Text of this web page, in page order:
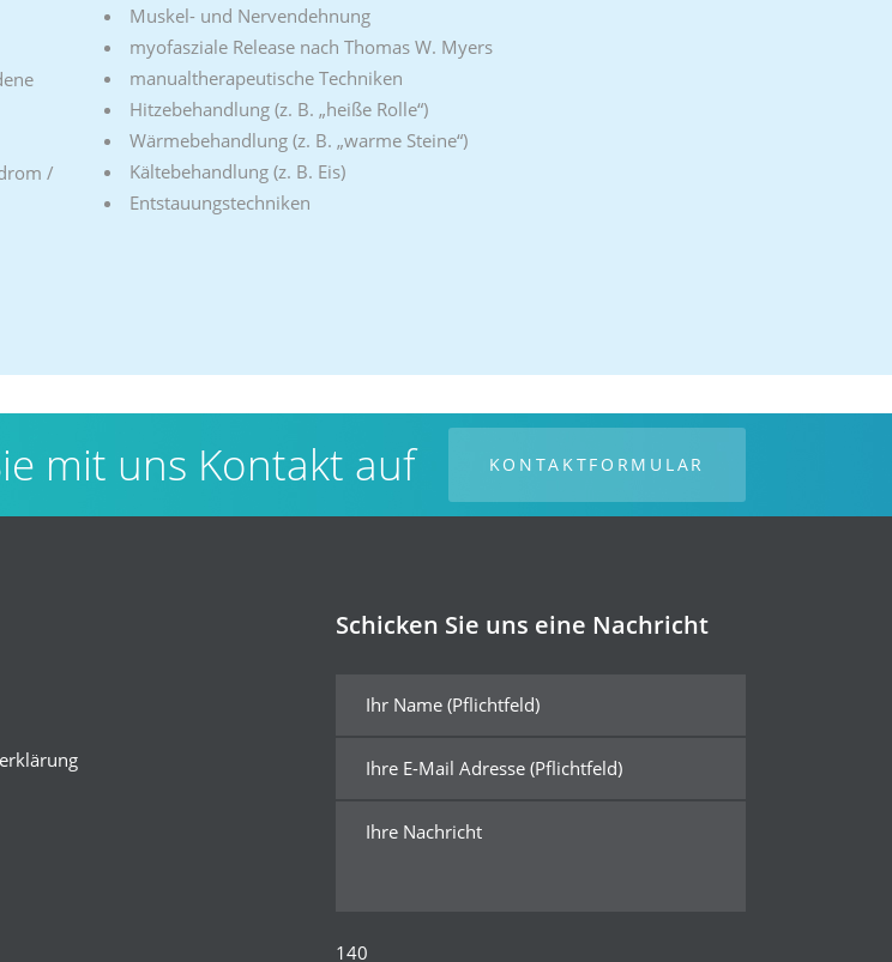
/
Muskel- und Nervendehnung
myofasziale Release nach Thomas W. Myers
manualtherapeutische Techniken
Hitzebehandlung (z. B. „heiße Rolle“)
Wärmebehandlung (z. B. „warme Steine“)
Kältebehandlung (z. B. Eis)
Entstauungstechniken
mit uns Kontakt auf KONTAKTFORMULAR
Schicken Sie uns eine Nachricht
140